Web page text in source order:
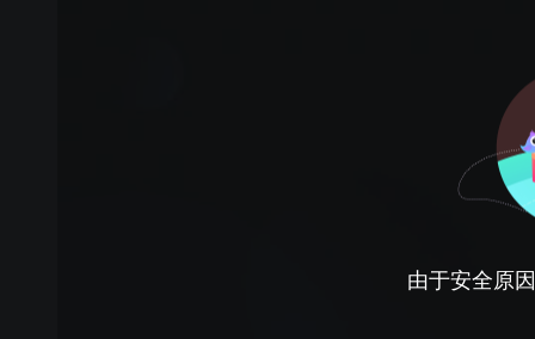
由于安全原